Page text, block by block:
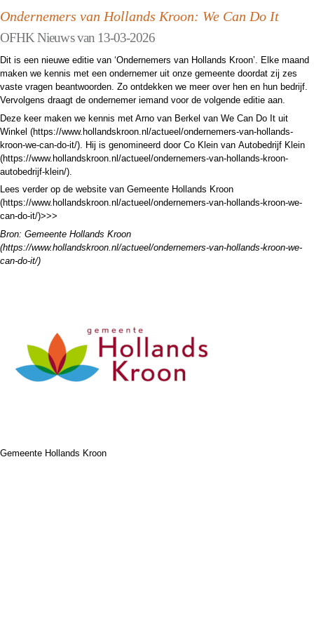
Ondernemers van Hollands Kroon: We Can Do It
OFHK Nieuws van 13-03-2026
Dit is een nieuwe editie van ‘Ondernemers van Hollands Kroon’. Elke maand
maken we kennis met een ondernemer uit onze gemeente doordat zij zes
vaste vragen beantwoorden. Zo ontdekken we meer over hen en hun bedrijf.
Vervolgens draagt de ondernemer iemand voor de volgende editie aan.
Deze keer maken we kennis met Arno van Berkel van We Can Do It uit
Winkel (https://www.hollandskroon.nl/actueel/ondernemers-van-hollands-
kroon-we-can-do-it/). Hij is genomineerd door Co Klein van Autobedrijf Klein
(https://www.hollandskroon.nl/actueel/ondernemers-van-hollands-kroon-
autobedrijf-klein/).
Lees verder op de website van Gemeente Hollands Kroon
(https://www.hollandskroon.nl/actueel/ondernemers-van-hollands-kroon-we-
can-do-it/)>>>
Bron: Gemeente Hollands Kroon
(https://www.hollandskroon.nl/actueel/ondernemers-van-hollands-kroon-we-
can-do-it/)
Gemeente Hollands Kroon